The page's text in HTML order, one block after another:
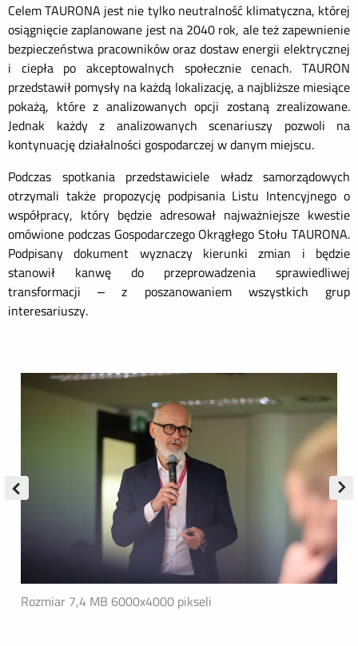
Celem TAURONA jest nie tylko neutralność klimatyczna, której
osiągnięcie zaplanowane jest na 2040 rok, ale też zapewnienie
bezpieczeństwa pracowników oraz dostaw energii elektrycznej
i ciepła po akceptowalnych społecznie cenach. TAURON
przedstawił pomysły na każdą lokalizację, a najbliższe miesiące
pokażą, które z analizowanych opcji zostaną zrealizowane.
Jednak każdy z analizowanych scenariuszy pozwoli na
kontynuację działalności gospodarczej w danym miejscu.
Podczas spotkania przedstawiciele władz samorządowych
otrzymali także propozycję podpisania Listu Intencyjnego o
współpracy, który będzie adresował najważniejsze kwestie
omówione podczas Gospodarczego Okrągłego Stołu TAURONA.
Podpisany dokument wyznaczy kierunki zmian i będzie
stanowił kanwę do przeprowadzenia sprawiedliwej
transformacji – z poszanowaniem wszystkich grup
interesariuszy.
Rozmiar 7,4 MB 6000x4000 pikseli